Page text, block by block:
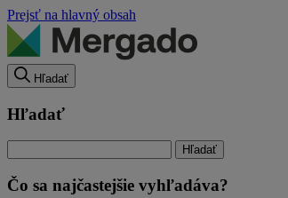
Prejsť na hlavný obsah
Hľadať
Hľadať
Čo sa najčastejšie vyhľadáva?